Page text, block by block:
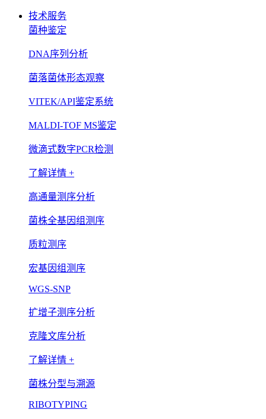
技术服务
菌种鉴定
DNA序列分析
菌落菌体形态观察
VITEK/API鉴定系统
MALDI-TOF MS鉴定
微滴式数字PCR检测
了解详情 +
高通量测序分析
菌株全基因组测序
质粒测序
宏基因组测序
WGS-SNP
扩增子测序分析
克隆文库分析
了解详情 +
菌株分型与溯源
RIBOTYPING